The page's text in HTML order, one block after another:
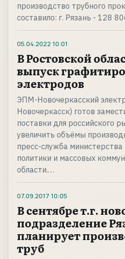
производство трубного
составило: г. Рязань - 128
05.04.2022 10:01
В Ростовской
выпуск
электродов
ЭПМ-Новочеркасский
Новочеркасск) готов
поставки для российского
увеличить объёмы
пресс-служба министерства
политики и массовых
области.…
07.09.2017 10:05
В сентябре т.г.
подразделение
планирует
труб